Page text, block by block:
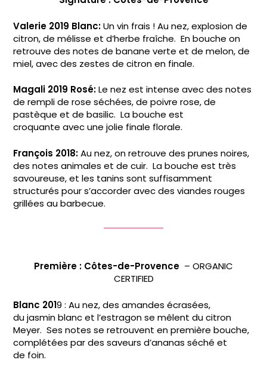
Valerie 2019 Blanc:Un vin frais ! Au nez, explosion de
citron, de mélisse et d’herbe fraîche. En bouche on
retrouve des notes de banane verte et de melon, de
miel, avec des zestes de citron en finale.
Magali 2019 Rosé:Le nez est intense avec des notes
de rempli de rose séchées, de poivre rose, de
pastèque et de basilic. La bouche est
croquante avec une jolie finale florale.
François 2018:Au nez, on retrouve des prunes noires,
des notes animales et de cuir. La bouche est très
savoureuse, et les tanins sont suffisamment
structurés pour s’accorder avec des viandes rouges
grillées au barbecue.
Première : Côtes-de-Provence – ORGANIC
CERTIFIED
Blanc 2019 : Au nez, des amandes écrasées,
du jasmin blanc et l’estragon se mêlent du citron
Meyer. Ses notes se retrouvent en première bouche,
complétées par des saveurs d’ananas séché et
de foin.